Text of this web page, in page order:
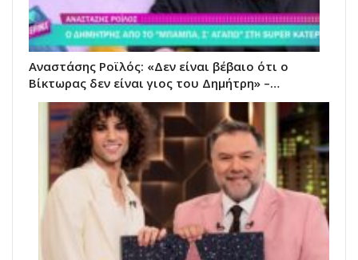
Αναστάσης Ροϊλός: «Δεν είναι βέβαιο ότι ο
Βίκτωρας δεν είναι γιος του Δημήτρη» –…